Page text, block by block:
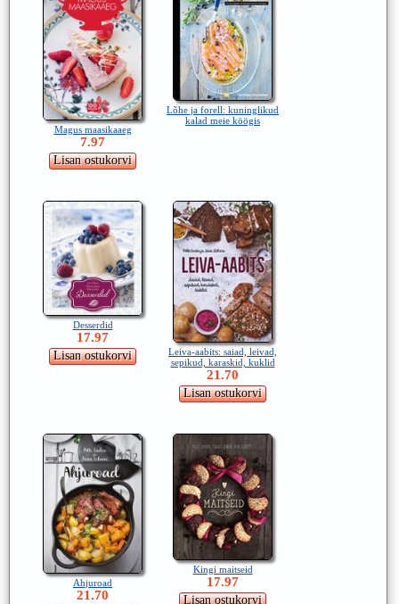
Magus maasikaaeg
7.97
Lõhe ja forell: kuninglikud
kalad meie köögis
Desserdid
17.97
Leiva-aabits: saiad, leivad,
sepikud, karaskid, kuklid
21.70
Ahjuroad
21.70
Kingi maitseid
17.97